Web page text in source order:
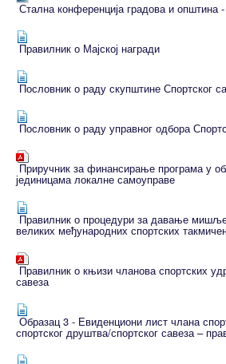
Стална конференција градова и општина
Правилник о Мајској награди
Пословник о раду скупштине Спортског
Пословник о раду управног одбора
Приручник за финансирање програма у
јединицама локалне самоуправе
Правилник о процедури за давање
великих међународних спортских
Правилник о књизи чланова спортских
савеза
Образац 3 - Евиденциони лист члана
спортског друштва/спортског савеза –